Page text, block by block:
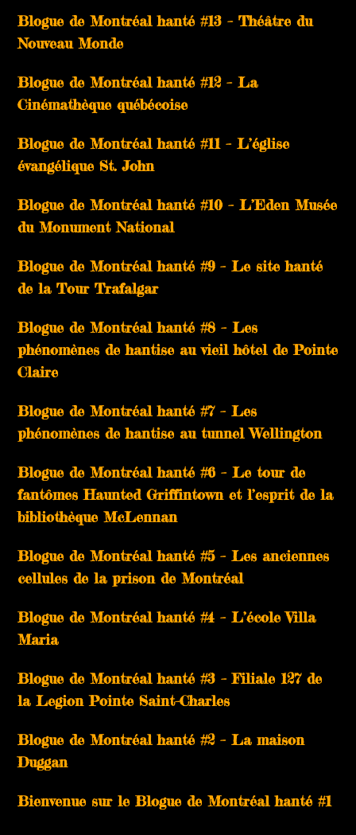
Blogue de Montréal hanté #13 – Théâtre du
Nouveau Monde
Blogue de Montréal hanté #12 – La
Cinémathèque québécoise
Blogue de Montréal hanté #11 – L’église
évangélique St. John
Blogue de Montréal hanté #10 – L’Eden Musée
du Monument National
Blogue de Montréal hanté #9 – Le site hanté
de la Tour Trafalgar
Blogue de Montréal hanté #8 – Les
phénomènes de hantise au vieil hôtel de Pointe
Claire
Blogue de Montréal hanté #7 – Les
phénomènes de hantise au tunnel Wellington
Blogue de Montréal hanté #6 – Le tour de
fantômes Haunted Griffintown et l’esprit de la
bibliothèque McLennan
Blogue de Montréal hanté #5 – Les anciennes
cellules de la prison de Montréal
Blogue de Montréal hanté #4 – L’école Villa
Maria
Blogue de Montréal hanté #3 – Filiale 127 de
la Legion Pointe Saint-Charles
Blogue de Montréal hanté #2 – La maison
Duggan
Bienvenue sur le Blogue de Montréal hanté #1